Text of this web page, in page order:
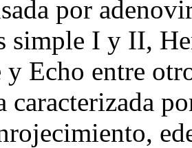
por
simple I y II,
Echo entre
caracterizada